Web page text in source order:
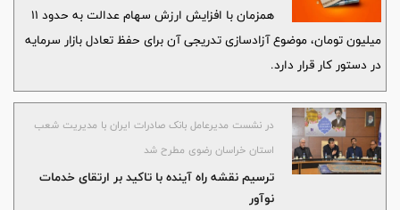
بالا شوند.
همزمان با افزایش ارزش سهام عدالت به حدود ۱۱
میلیون تومان، موضوع آزادسازی تدریجی آن برای حفظ تعادل بازار سرمایه
در دستور کار قرار دارد.
در نشست مدیرعامل بانک صادرات ایران با مدیریت شعب
استان خراسان رضوی مطرح شد
ترسیم نقشه راه آینده با تاکید بر ارتقای خدمات
نوآور